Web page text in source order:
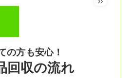
の方も安心！
回収の流れ